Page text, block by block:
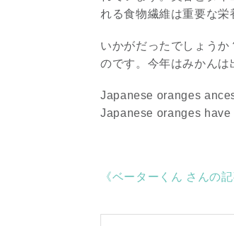
れる食物繊維は重要な栄
いかがだったでしょう
のです。今年はみかんは
Japanese oranges
Japanese oranges
《ベーターくん さんの